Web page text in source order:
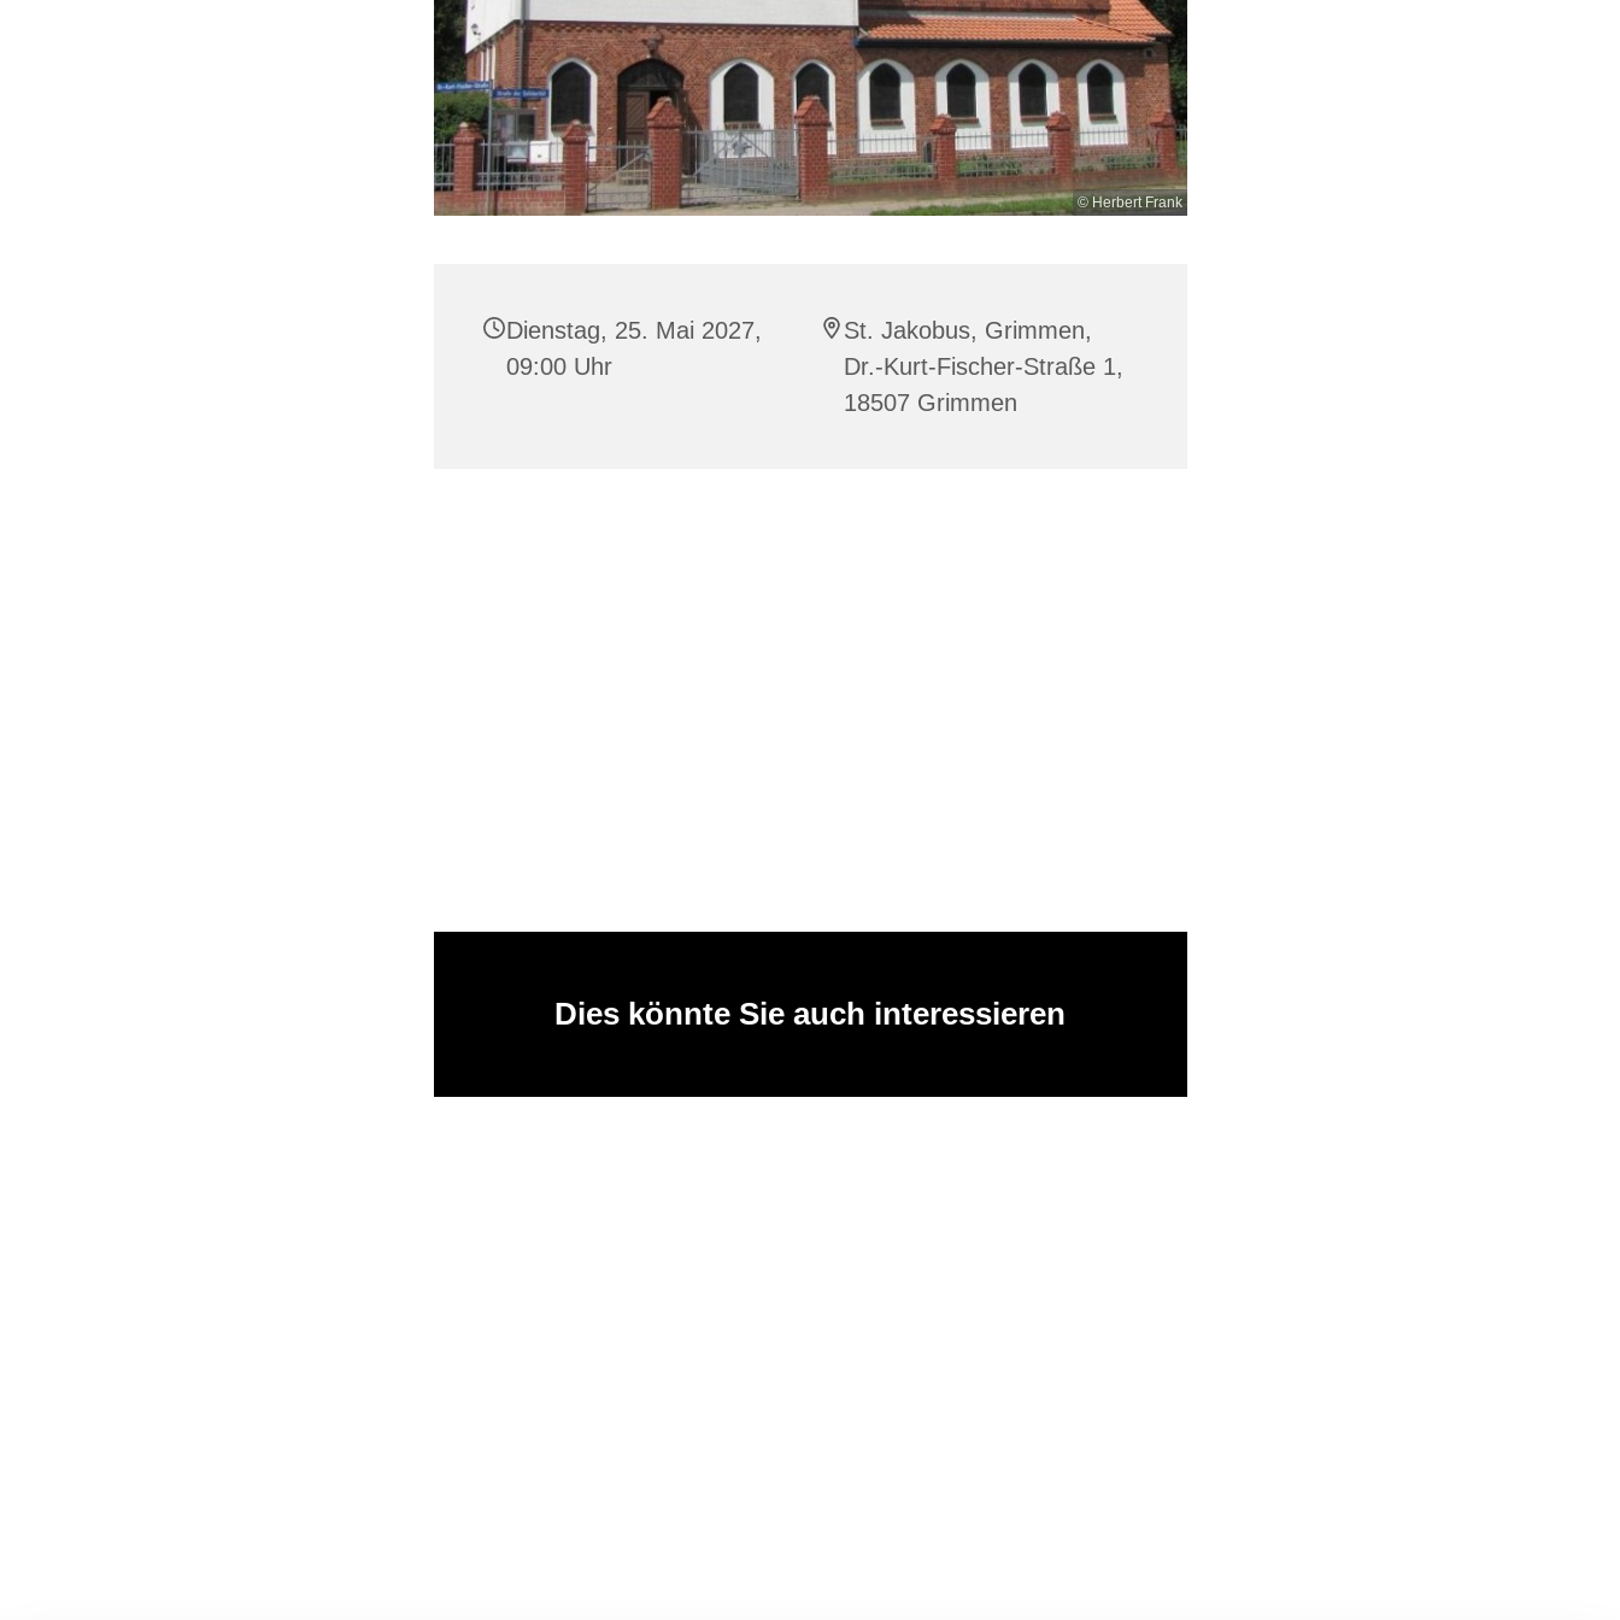
© Herbert Frank
Dienstag, 25. Mai 2027,
09:00 Uhr
St. Jakobus, Grimmen,
Dr.-Kurt-Fischer-Straße 1,
18507 Grimmen
Dies könnte Sie auch interessieren